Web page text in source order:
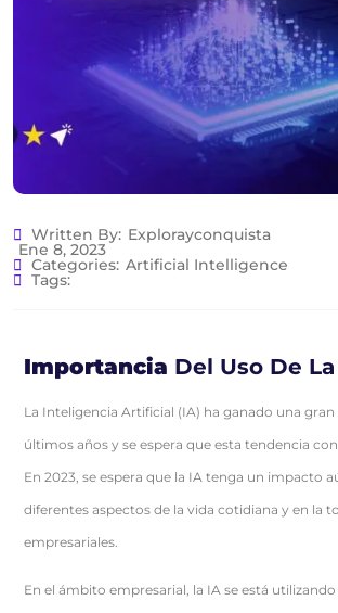
Written By: Explorayconquista
Ene 8, 2023
Categories: Artificial Intelligence
Tags:
Importancia Del Uso De
La Inteligencia Artificial (IA) ha ganado una
últimos años y se espera que esta tendencia
En 2023, se espera que la IA tenga un impacto
diferentes aspectos de la vida cotidiana y en la
empresariales.
En el ámbito empresarial, la IA se está